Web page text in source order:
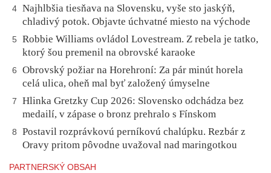
4 Najhlbšia tiesňava na Slovensku, vyše sto jaskýň,
chladivý potok. Objavte úchvatné miesto na východe
5
Robbie Williams ovládol Lovestream. Z rebela je tatko,
ktorý šou premenil na obrovské karaoke
6
Obrovský požiar na Horehroní: Za pár minút horela
celá ulica, oheň mal byť založený úmyselne
7
Hlinka Gretzky Cup 2026: Slovensko odchádza bez
medailí, v zápase o bronz prehralo s Fínskom
8
Postavil rozprávkovú perníkovú chalúpku. Rezbár z
Oravy pritom pôvodne uvažoval nad maringotkou
PARTNERSKÝ OBSAH